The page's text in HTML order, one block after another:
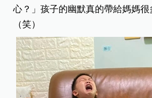
心？」孩子的幽默真的帶給媽媽很
（笑）